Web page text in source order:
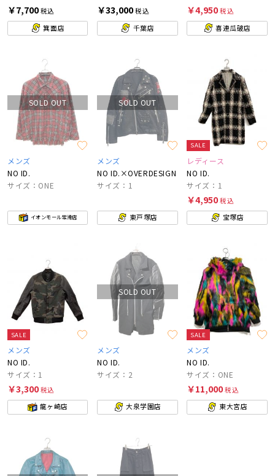
￥7,700税込
箕面店
￥33,000税込
千葉店
￥4,950税込
喜連瓜破店
SOLD OUT
メンズ
NO ID.
サイズ：ONE
イオンモール常滑店
SOLD OUT
メンズ
NO ID.×OVERDESIGN
サイズ：1
東戸塚店
SALE
レディース
NO ID.
サイズ：1
￥4,950税込
宝塚店
SALE
メンズ
NO ID.
サイズ：1
￥3,300税込
龍ヶ崎店
SOLD OUT
メンズ
NO ID.
サイズ：2
大泉学園店
SALE
メンズ
NO ID.
サイズ：ONE
￥11,000税込
東大宮店